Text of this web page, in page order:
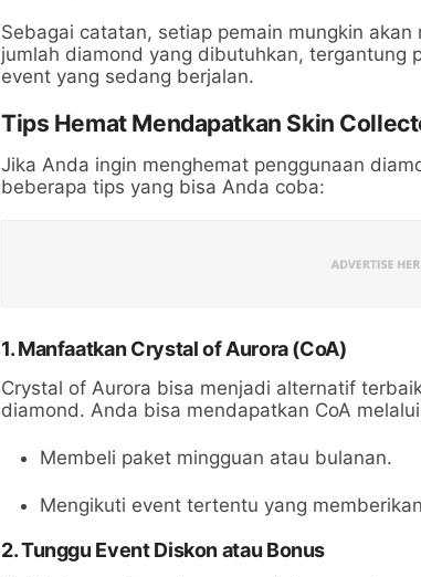
Sebagai catatan, setiap pemain mungkin
jumlah diamond yang dibutuhkan, tergantung
event yang sedang berjalan.
Tips Hemat Mendapatkan Skin
Jika Anda ingin menghemat penggunaan
beberapa tips yang bisa Anda coba:
1. Manfaatkan Crystal of Aurora (CoA)
Crystal of Aurora bisa menjadi alternatif
diamond. Anda bisa mendapatkan CoA
Membeli paket mingguan atau bulanan.
Mengikuti event tertentu yang
2. Tunggu Event Diskon atau Bonus